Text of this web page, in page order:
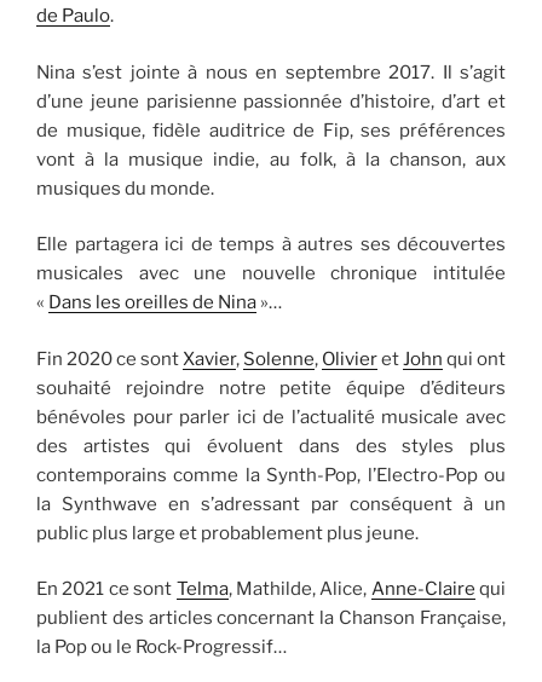
de Paulo.
Nina s’est jointe à nous en septembre 2017. Il s’agit
d’une jeune parisienne passionnée d’histoire, d’art et
de musique, fidèle auditrice de Fip, ses préférences
vont à la musique indie, au folk, à la chanson, aux
musiques du monde.
Elle partagera ici de temps à autres ses découvertes
musicales avec une nouvelle chronique intitulée
« Dans les oreilles de Nina »…
Fin 2020 ce sontXavier, Solenne, OlivieretJohn qui ont
souhaité rejoindre notre petite équipe d’éditeurs
bénévoles pour parler ici de l’actualité musicale avec
des artistes qui évoluent dans des styles plus
contemporains comme la Synth-Pop, l’Electro-Pop ou
la Synthwave en s’adressant par conséquent à un
public plus large et probablement plus jeune.
En 2021 ce sont Telma, Mathilde, Alice, Anne-Claire qui
publient des articles concernant la Chanson Française,
la Pop ou le Rock-Progressif…